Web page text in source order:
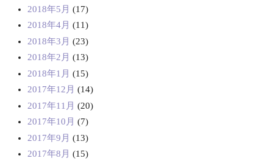
2018年5月 (17)
2018年4月 (11)
2018年3月 (23)
2018年2月 (13)
2018年1月 (15)
2017年12月 (14)
2017年11月 (20)
2017年10月 (7)
2017年9月 (13)
2017年8月 (15)